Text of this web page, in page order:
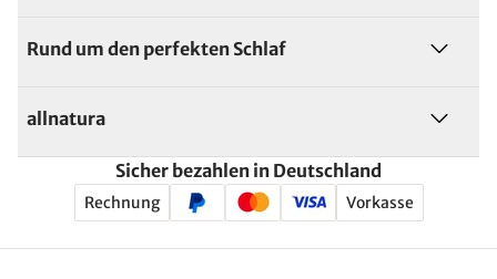
Rund um den perfekten Schlaf
allnatura
Sicher bezahlen in Deutschland
Rechnung Vorkasse